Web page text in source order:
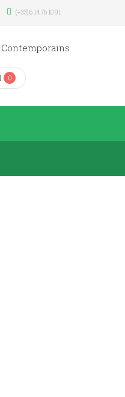
(+33) 6 14 76 10 91
0